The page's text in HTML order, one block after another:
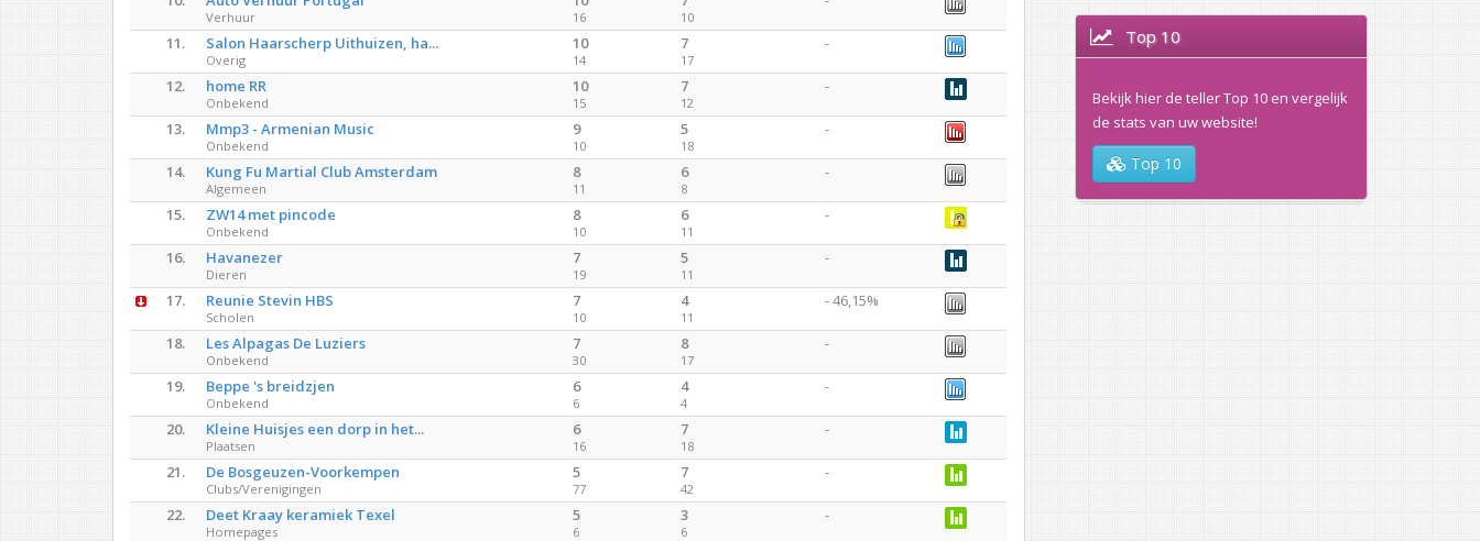
Verhuur 16 10
11. Salon Haarscherp Uithuizen, ha...
Overig
10
14
7
17
-
12. home RR
Onbekend
10
15
7
12
-
13. Mmp3 - Armenian Music
Onbekend
9
10
5
18
-
14. Kung Fu Martial Club Amsterdam
Algemeen
8
11
6
8
-
15. ZW14 met pincode
Onbekend
8
10
6
11
-
16. Havanezer
Dieren
7
19
5
11
-
17. Reunie Stevin HBS
Scholen
7
10
4
11
- 46,15%
18. Les Alpagas De Luziers
Onbekend
7
30
8
17
-
19. Beppe 's breidzjen
Onbekend
6
6
4
4
-
20. Kleine Huisjes een dorp in het...
Plaatsen
6
16
7
18
-
21. De Bosgeuzen-Voorkempen
Clubs/Verenigingen
5
77
7
42
-
22. Deet Kraay keramiek Texel
Homepages
5
6
3
6
-
Top 10
Bekijk hier de teller Top 10 en vergelijk
de stats van uw website!
Top 10